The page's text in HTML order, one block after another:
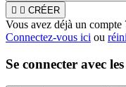
  CRÉER
Vous avez déjà un compte
Connectez-vous ici ou
Se connecter avec